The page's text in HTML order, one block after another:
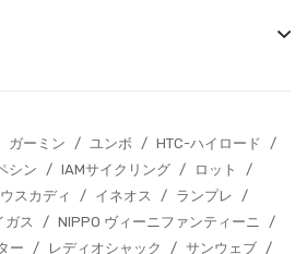
ガーミン / ユンボ / HTC-ハイロード
/
シン
/ IAMサイクリング / ロット
/
スカディ
/ イネオス / ランプレ
/
ガス / NIPPO ヴィーニファンティーニ
/
ー / レディオシャック / サンウェブ /